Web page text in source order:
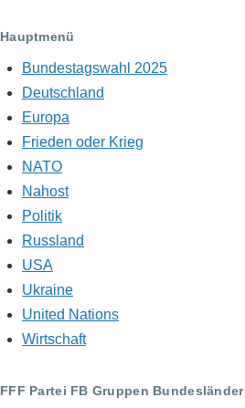
p
Hauptmenü
Bundestagswahl 2025
Deutschland
Europa
Frieden oder Krieg
NATO
Nahost
Politik
Russland
USA
Ukraine
United Nations
Wirtschaft
FFF Partei FB Gruppen Bundesländer